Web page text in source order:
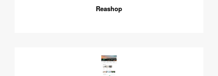
Reashop